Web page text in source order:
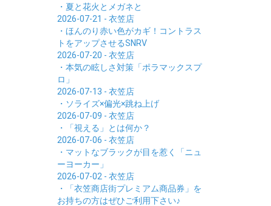
・夏と花火とメガネと
2026-07-21 - 衣笠店
・ほんのり赤い色がカギ！コントラス
トをアップさせるSNRV
2026-07-20 - 衣笠店
・本気の眩しさ対策「ポラマックスプ
ロ」
2026-07-13 - 衣笠店
・ソライズ×偏光×跳ね上げ
2026-07-09 - 衣笠店
・「視える」とは何か？
2026-07-06 - 衣笠店
・マットなブラックが目を惹く「ニュ
ーヨーカー」
2026-07-02 - 衣笠店
・「衣笠商店街プレミアム商品券」を
お持ちの方はぜひご利用下さい♪